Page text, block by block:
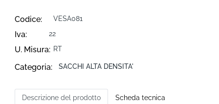
Codice: VESA081
Iva: 22
U. Misura: RT
Categoria: SACCHI ALTA DENSITA'
Descrizione del prodotto Scheda tecnica